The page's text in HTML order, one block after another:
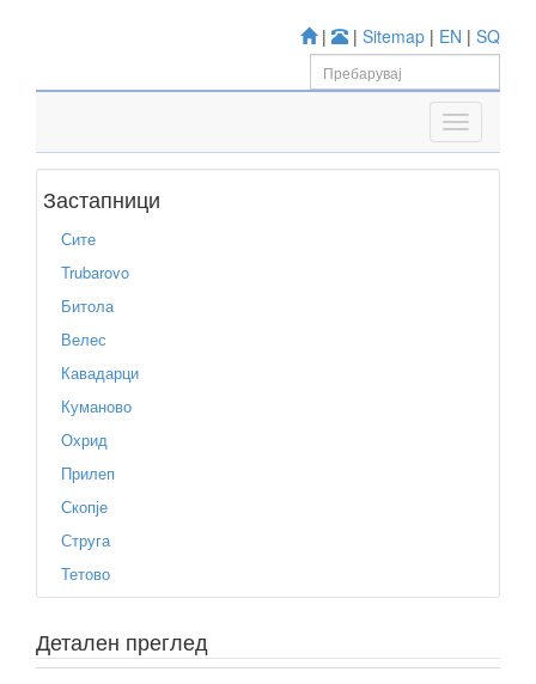
| | Sitemap | EN | SQ
Застапници
Сите
Trubarovo
Битола
Велес
Кавадарци
Куманово
Охрид
Прилеп
Скопје
Струга
Тетово
Детален преглед